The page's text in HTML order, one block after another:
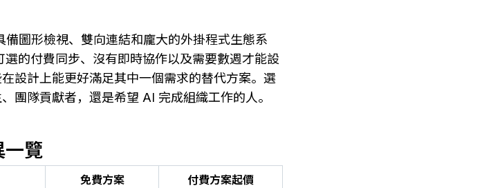
圖形檢視、雙向連結和龐大的外掛程式生態系
的付費同步、沒有即時協作以及需要數週才能設
設計上能更好滿足其中一個需求的替代方案。選
團隊貢獻者，還是希望 AI 完成組織工作的人。
一覽
免費方案 付費方案起價